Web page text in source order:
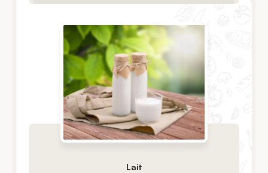
Lait